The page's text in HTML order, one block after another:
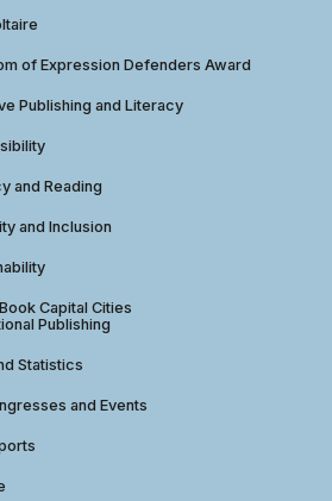
of Expression Defenders Award
Publishing and Literacy
and Reading
and Inclusion
Capital Cities
Publishing
Statistics
and Events